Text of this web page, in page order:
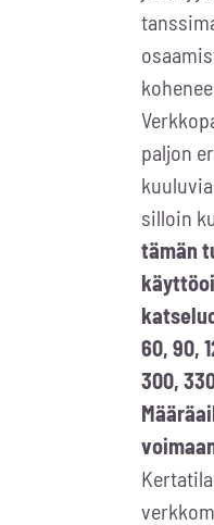
paljon
silloin
tämän
60, 90,
300,